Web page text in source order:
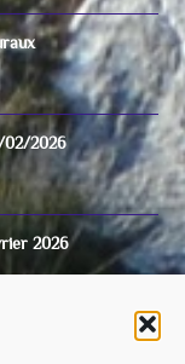
02/2026
2026
2025